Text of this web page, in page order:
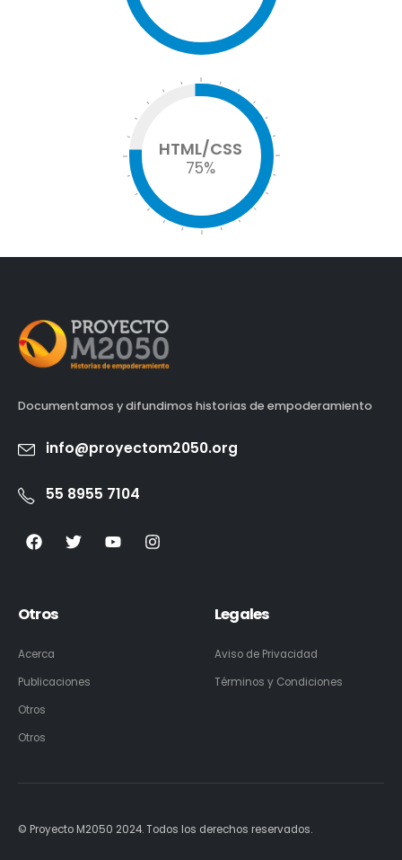
HTML/CSS
75%
Documentamos y difundimos historias de empoderamiento
info@proyectom2050.org
55 8955 7104
Otros
Acerca
Publicaciones
Otros
Otros
Legales
Aviso de Privacidad
Términos y Condiciones
© Proyecto M2050 2024. Todos los derechos reservados.